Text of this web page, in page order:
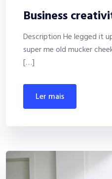
Business
Description He legged it
super me old mucker
[…]
ler mais